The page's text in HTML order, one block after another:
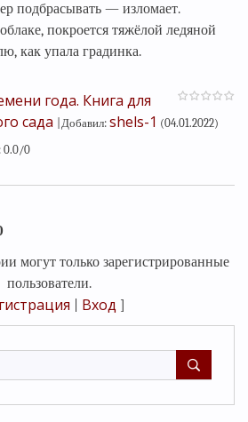
подбрасывать — изломает.
покроется тяжёлой ледяной
как упала градинка.
года. Книга для
сада
Добавил: shels-1 (04.01.2022)
: 0.0/0
могут только зарегистрированные
пользователи.
Вход ]